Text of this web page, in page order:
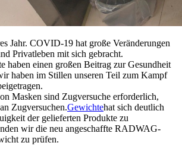
Jahr. COVID-19 hat große Veränderungen
Privatleben mit sich gebracht.
haben einen großen Beitrag zur Gesundheit
haben im Stillen unseren Teil zum Kampf
Masken sind Zugversuche erforderlich,
Zugversuchen.Gewichtehat sich deutlich
der gelieferten Produkte zu
wir die neu angeschaffte RADWAG-
zu prüfen.